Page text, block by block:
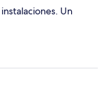
Un